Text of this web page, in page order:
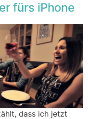
fürs iPhone
dass ich jetzt